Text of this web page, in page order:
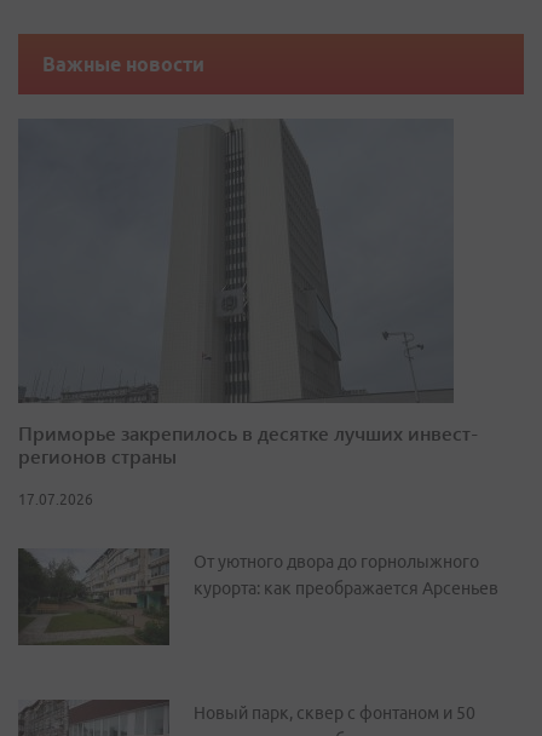
Важные новости
Приморье закрепилось в десятке лучших инвест-
регионов страны
17.07.2026
От уютного двора до горнолыжного
курорта: как преображается Арсеньев
Новый парк, сквер с фонтаном и 50